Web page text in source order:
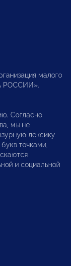
малого
РОССИИ».
Согласно
мы не
лексику
точками,
и социальной